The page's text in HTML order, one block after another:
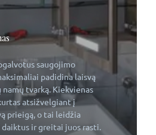
saugojimo
padidina laisvą
tvarką. Kiekvienas
atsižvelgiant į
prieigą, o tai leidžia
ir greitai juos rasti.